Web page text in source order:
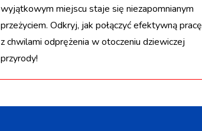
wyjątkowym miejscu staje się niezapomnianym
przeżyciem. Odkryj, jak połączyć efektywną pracę
z chwilami odprężenia w otoczeniu dziewiczej
przyrody!